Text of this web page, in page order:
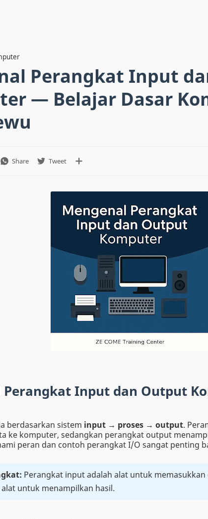
Perangkat Input
— Belajar Dasar
Perangkat Input dan Output
berdasarkan sistem input → proses → output.
ke komputer, sedangkan perangkat output
peran dan contoh perangkat I/O sangat penting
Perangkat input adalah alat untuk
untuk menampilkan hasil.